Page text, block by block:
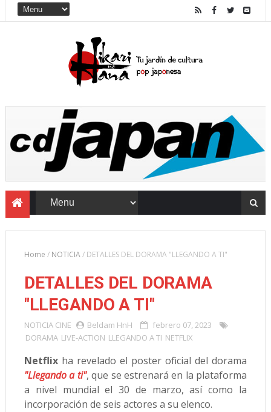
Home / NOTICIA/ DETALLES DEL DORAMA "LLEGANDO A TI"
DETALLES DEL DORAMA
"LLEGANDO A TI"
NOTICIA CINE Beldam HnH
febrero 07, 2023
DORAMA LIVE-ACTION LLEGANDO A TI NETFLIX
Netflixha revelado el poster oficial del dorama
"Llegando a ti", que se estrenará en la plataforma
a nivel mundial el 30 de marzo, así como la
incorporación de seis actores a su elenco.